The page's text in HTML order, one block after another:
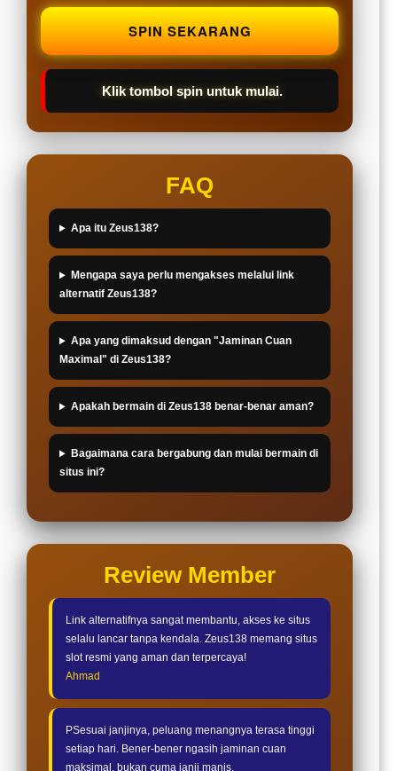
SPIN SEKARANG
Klik tombol spin untuk mulai.
FAQ
Apa itu Zeus138?
Mengapa saya perlu mengakses melalui link
alternatif Zeus138?
Apa yang dimaksud dengan "Jaminan Cuan
Maximal" di Zeus138?
Apakah bermain di Zeus138 benar-benar aman?
Bagaimana cara bergabung dan mulai bermain di
situs ini?
Review Member
Link alternatifnya sangat membantu, akses ke situs
selalu lancar tanpa kendala. Zeus138 memang situs
slot resmi yang aman dan terpercaya!
Ahmad
PSesuai janjinya, peluang menangnya terasa tinggi
setiap hari. Bener-bener ngasih jaminan cuan
maksimal, bukan cuma janji manis.